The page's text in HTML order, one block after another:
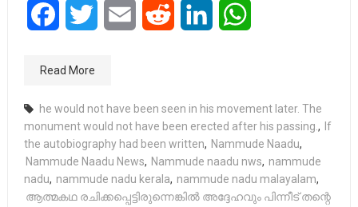
FacebookTwitter Email Reddit LinkedIn
Read More
he would not have been seen in his movement later. The
monument would not have been erected after his passing., If
the autobiography had been written, Nammude Naadu,
Nammude Naadu News, Nammude naadu nws, nammude
nadu, nammude nadu kerala, nammude nadu malayalam,
ആത്മകഥ രചിക്കപ്പെട്ടിരുന്നെങ്കിൽ അദ്ദേഹവും പിന്നീട് തന്റെ